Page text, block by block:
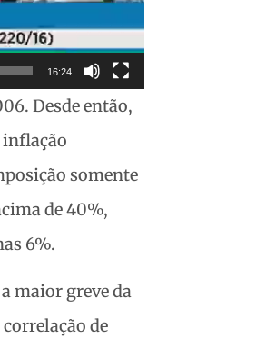
16:24
Desde então,
inflação
somente
de 40%,
6%.
maior greve da
de